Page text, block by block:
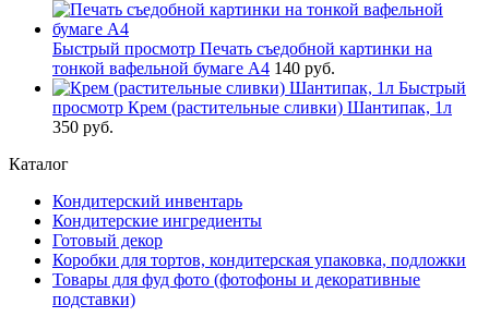
Быстрый просмотр Печать съедобной картинки на
тонкой вафельной бумаге А4 140 руб.
Быстрый
просмотр Крем (растительные сливки) Шантипак, 1л
350 руб.
Каталог
Кондитерский инвентарь
Кондитерские ингредиенты
Готовый декор
Коробки для тортов, кондитерская упаковка, подложки
Товары для фуд фото (фотофоны и декоративные
подставки)